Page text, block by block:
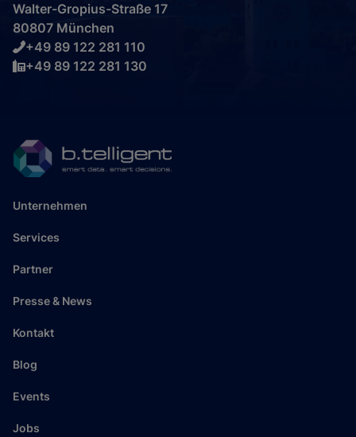
Walter-Gropius-Straße 17
80807 München
+49 89 122 281 110
+49 89 122 281 130
Unternehmen
Services
Partner
Presse & News
Kontakt
Blog
Events
Jobs